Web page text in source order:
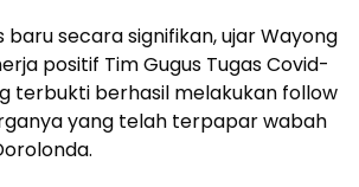
baru secara signifikan, ujar Wayong
positif Tim Gugus Tugas Covid-
terbukti berhasil melakukan follow
yang telah terpapar wabah